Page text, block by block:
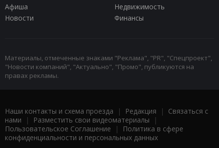
Афиша
Недвижимость
Новости
Финансы
Материалы, отмеченные знаками "Реклама", "PR", "Спецпроект",
"Новости компаний", "Актуально", "Промо", публикуются на
правах рекламы.
Наши контакты и схема проезда | Редакция | Связаться с
нами | Разместить свои видеоматериалы |
Пользовательское Соглашение |
Политика в сфере
конфиденциальности и персональных данных